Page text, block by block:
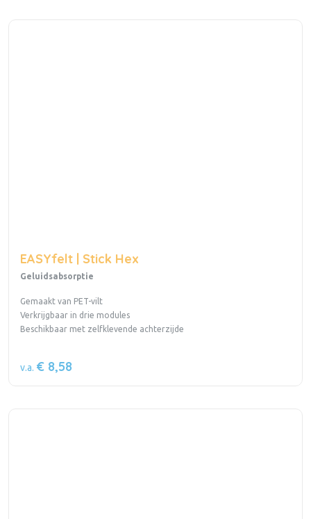
EASYfelt | Stick Hex
Geluidsabsorptie
Gemaakt van PET-vilt
Verkrijgbaar in drie modules
Beschikbaar met zelfklevende achterzijde
v.a. € 8,58